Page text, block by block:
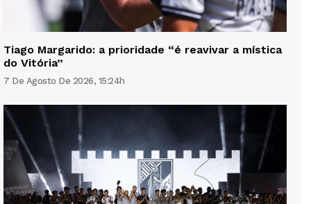
Tiago Margarido: a prioridade “é reavivar a mística
do Vitória”
7 De Agosto De 2026, 15:24h